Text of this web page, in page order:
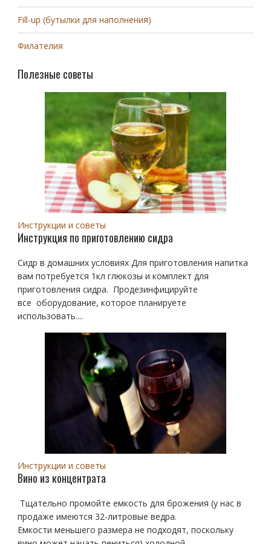
Fill-up (бутылки для наполнения)
Филателия
Полезные советы
Инструкции и советы
Инструкция по приготовлению сидра
Сидр в домашних условиях Для приготовления напитка
вам потребуется 1кл глюкозы и комплект для
приготовления сидра. Продезинфицируйте
все оборудование, которое планируете
использовать....
Инструкции и советы
Вино из концентрата
Тщательно промойте емкость для брожения (у нас в
продаже имеются 32-литровые ведра.
Емкости меньшего размера не подходят, поскольку